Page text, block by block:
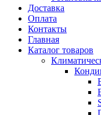
Доставка
Оплата
Контакты
Главная
Каталог товаров